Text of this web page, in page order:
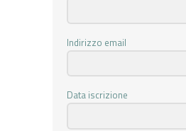
Indirizzo email
Data iscrizione